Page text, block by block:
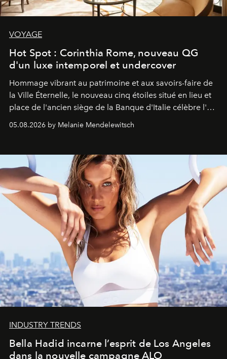
VOYAGE
Hot Spot : Corinthia Rome, nouveau QG
d'un luxe intemporel et undercover
Hommage vibrant au patrimoine et aux savoirs-faire de
la Ville Éternelle, le nouveau cinq étoiles situé en lieu et
place de l'ancien siège de la Banque d'Italie célèbre l'art
de vivre Romain dans toute son élégance intemporelle.
05.08.2026 by Melanie Mendelewitsch
INDUSTRY TRENDS
Bella Hadid incarne l’esprit de Los Angeles
dans la nouvelle campagne ALO